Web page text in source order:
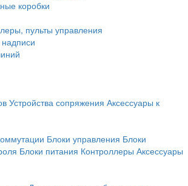
коробки
пульты управления
Устройства сопряжения Аксессуары к
Блоки управления Блоки
Блоки питания Контроллеры Аксессуары